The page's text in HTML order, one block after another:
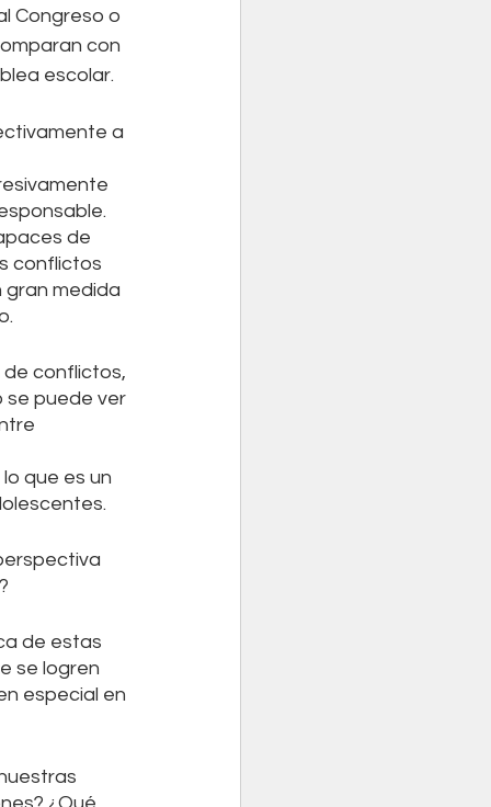
Congreso o
con
escolar.
a
de
conflictos
gran medida
de conflictos,
se puede ver
que es un
de estas
se logren
especial en